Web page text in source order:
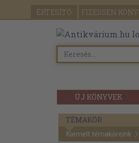
ÉRTESÍTŐ FIZESSEN
ÚJ KÖNYVEK
TÉMAKÖR
Kiemelt témaköreink